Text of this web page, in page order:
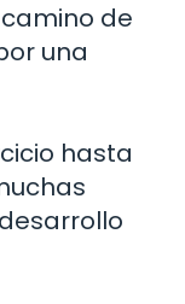
de
una
hasta